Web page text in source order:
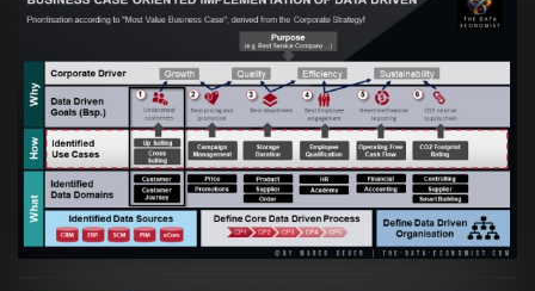
Artikel:
Business Case orientierte
Etablierung einer Data Driven Company
VIEW